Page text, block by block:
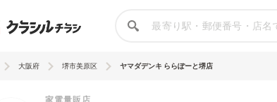
大阪府 堺市美原区 ヤマダデンキ ららぽーと堺店
家電量販店